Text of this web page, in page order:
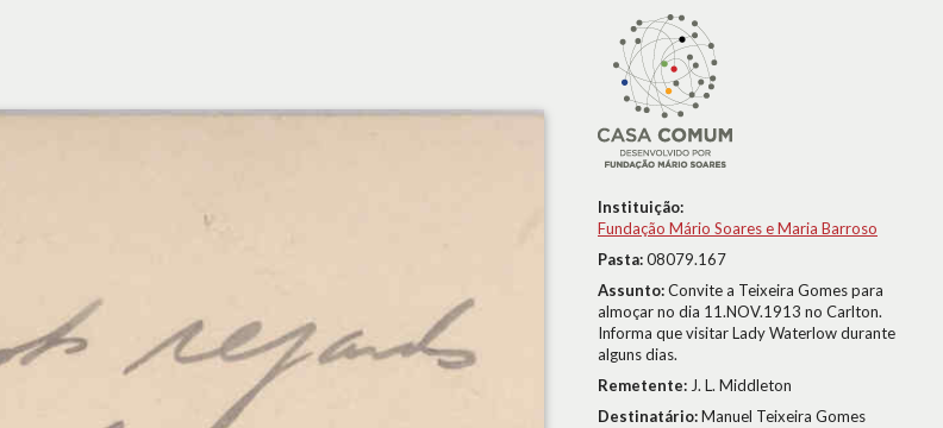
Instituição:
Fundação Mário Soares e Maria Barroso
Pasta:08079.167
Assunto:Convite a Teixeira Gomes para
almoçar no dia 11.NOV.1913 no Carlton.
Informa que visitar Lady Waterlow durante
alguns dias.
Remetente: J. L. Middleton
Destinatário:Manuel Teixeira Gomes